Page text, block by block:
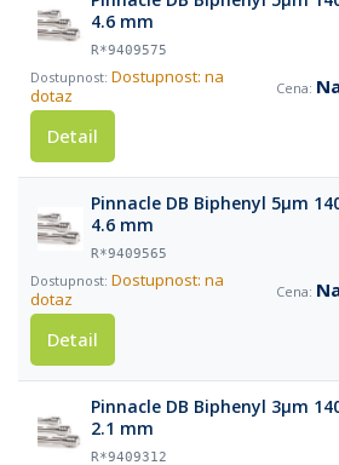
4.6 mm
R*9409575
Dostupnost: na
dotaz
Detail
Pinnacle DB Biphenyl 5µm
4.6 mm
R*9409565
Dostupnost: na
dotaz
Detail
Pinnacle DB Biphenyl 3µm
2.1 mm
R*9409312